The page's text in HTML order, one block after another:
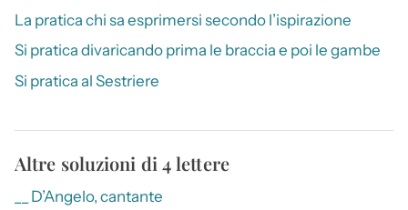
La pratica chi sa esprimersi secondo l’ispirazione
Si pratica divaricando prima le braccia e poi le gambe
Si pratica al Sestriere
Altre soluzioni di 4 lettere
__ D’Angelo, cantante